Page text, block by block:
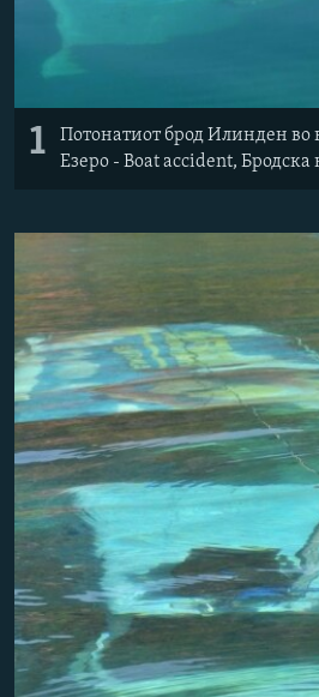
1
Потонатиот брод Илинден во
Езеро - Boat accident, Бродска